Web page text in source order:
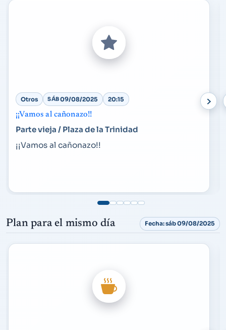
Otros SÁB09/08/2025 20:15
¡¡Vamos al cañonazo!!
Parte vieja / Plaza de la Trinidad
¡¡Vamos al cañonazo!!
Plan para el mismo día Fecha: sáb 09/08/2025